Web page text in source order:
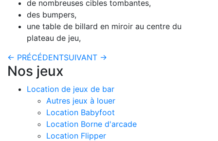
de nombreuses cibles tombantes,
des bumpers,
une table de billard en miroir au centre du
plateau de jeu,
← PRÉCÉDENTSUIVANT →
Nos jeux
Location de jeux de bar
Autres jeux à louer
Location Babyfoot
Location Borne d'arcade
Location Flipper